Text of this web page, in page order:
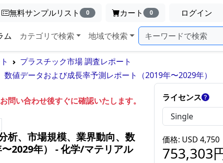
無料サンプルリスト 0 カート 0 ログイン
ム カテゴリで検索 地域で検索
プラスチック市場 調査レポート
値データおよび成長率予測レポート（2019年〜2029年）
い合わせ後すぐに確認いたします。
析、市場規模、業界動向、数
2029年）
‐化学/マテリアル
ライセンス
価格: USD 4,750
753,303